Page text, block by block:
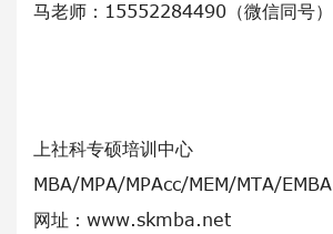
马老师：15552284490（微信同号）
上社科专硕培训中心
MBA/MPA/MPAcc/MEM/MTA/EMBA
网址：www.skmba.net